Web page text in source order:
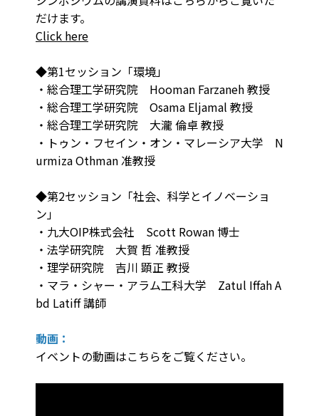
だけます。
Click here
◆第1セッション「環境」
・総合理工学研究院 Hooman Farzaneh 教授
・総合理工学研究院 Osama Eljamal 教授
・総合理工学研究院 大瀧 倫卓 教授
・トゥン・フセイン・オン・マレーシア大学 N
urmiza Othman 准教授
◆第2セッション「社会、科学とイノベーショ
ン」
・九大OIP株式会社 Scott Rowan 博士
・法学研究院 大賀 哲 准教授
・理学研究院 吉川 顕正 教授
・マラ・シャー・アラム工科大学 Zatul Iffah A
bd Latiff 講師
動画：
イベントの動画はこちらをご覧ください。